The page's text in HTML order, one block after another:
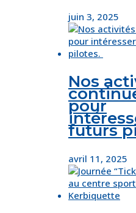
juin 3, 2025
Nos
pour
futurs
avril 11, 2025